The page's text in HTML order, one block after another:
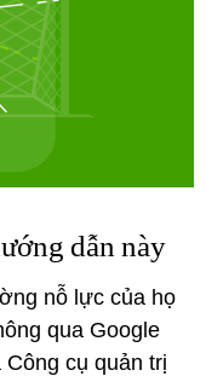
dẫn này
nỗ lực của họ
qua Google
cụ quản trị